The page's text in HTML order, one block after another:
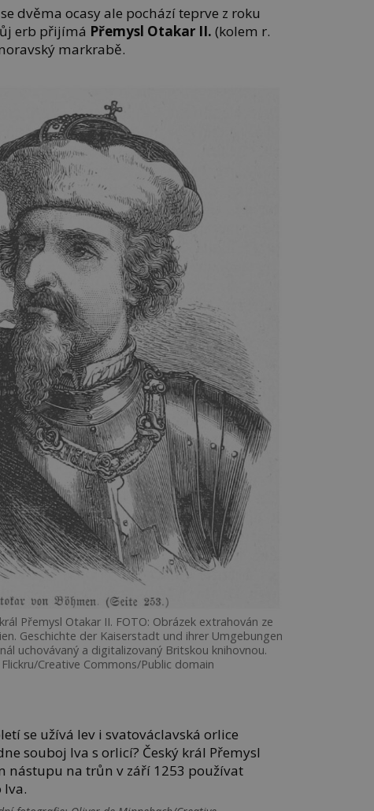
dvěma ocasy ale pochází teprve z roku
erb přijímá Přemysl Otakar II. (kolem r.
markrabě.
Přemysl Otakar II. FOTO: Obrázek extrahován ze
Geschichte der Kaiserstadt und ihrer Umgebungen
uchovávaný a digitalizovaný Britskou knihovnou.
Creative Commons/Public domain
se užívá lev i svatováclavská orlice
souboj lva s orlicí? Český král Přemysl
nástupu na trůn v září 1253 používat
lva.